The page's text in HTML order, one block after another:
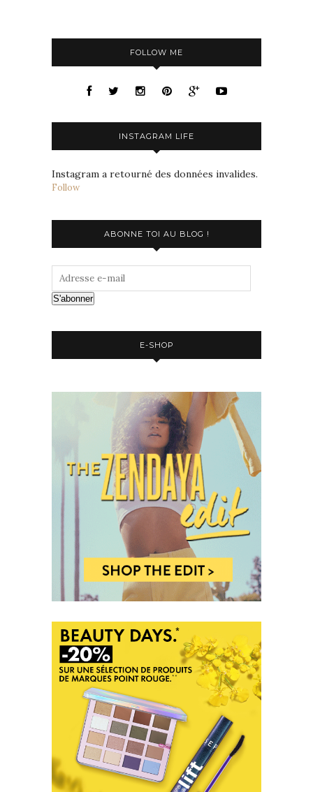
FOLLOW ME
INSTAGRAM LIFE
Instagram a retourné des données invalides.
Follow
ABONNE TOI AU BLOG !
S'abonner
E-SHOP